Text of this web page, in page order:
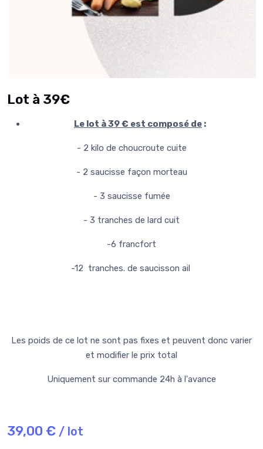
Lot à 39€
Le lot à 39 € est composé de :
- 2 kilo de choucroute cuite
- 2 saucisse façon morteau
- 3 saucisse fumée
- 3 tranches de lard cuit
-6 francfort
-12 tranches. de saucisson ail
Les poids de ce lot ne sont pas fixes et peuvent donc varier
et modifier le prix total
Uniquement sur commande 24h à l'avance
39,00 € / lot